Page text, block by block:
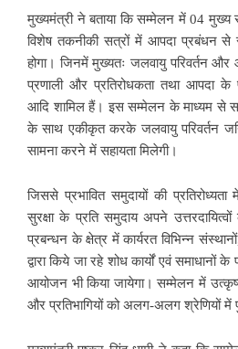
मुख्यमंत्री ने बताया कि सम्मेलन में 04 मुख्य
विशेष तकनीकी सत्रों में आपदा प्रबंधन से
होगा। जिनमें मुख्यतः जलवायु परिवर्तन और
प्रणाली और प्रतिरोधकता तथा आपदा के
आदि शामिल हैं। इस सम्मेलन के माध्यम से
के साथ एकीकृत करके जलवायु परिवर्तन
सामना करने में सहायता मिलेगी।
जिससे प्रभावित समुदायों की
सुरक्षा के प्रति समुदाय अपने
प्रबन्धन के क्षेत्र में कार्यरत विभिन्न
द्वारा किये जा रहे शोध कार्यों एवं समाधानों
आयोजन भी किया जायेगा। सम्मेलन में
और प्रतिभागियों को अलग-अलग श्रेणियों में